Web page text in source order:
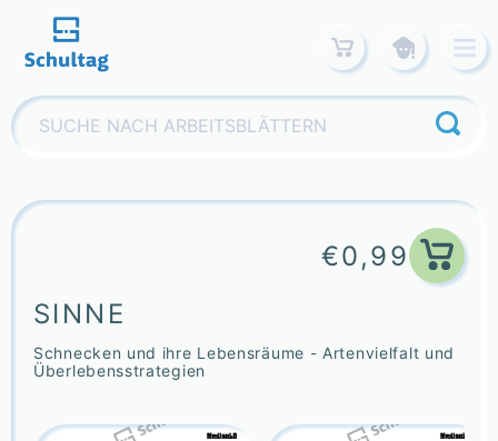
content
Suchen
nach:
€0,99
SINNE
Schnecken und ihre Lebensräume - Artenvielfalt und
Überlebensstrategien